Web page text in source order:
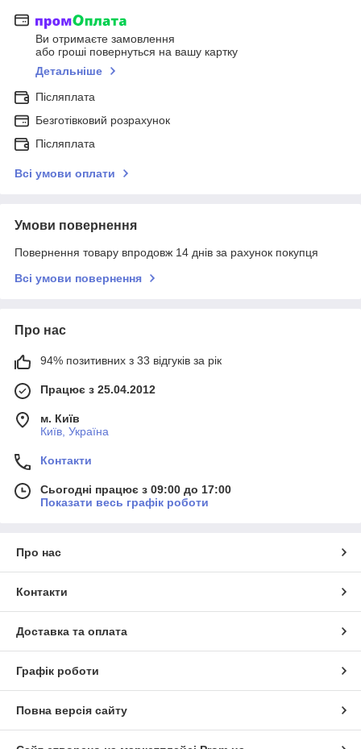
Ви отримаєте замовлення
або гроші повернуться на вашу картку
Детальніше
Післяплата
Безготівковий розрахунок
Післяплата
Всі умови оплати
Умови повернення
Повернення товару впродовж 14 днів за рахунок покупця
Всі умови повернення
Про нас
94% позитивних з 33 відгуків за рік
Працює з 25.04.2012
м. Київ
Київ, Україна
Контакти
Сьогодні працює з 09:00 до 17:00
Показати весь графік роботи
Про нас
Контакти
Доставка та оплата
Графік роботи
Повна версія сайту